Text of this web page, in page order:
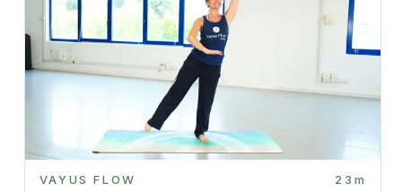
VAYUS FLOW 23m